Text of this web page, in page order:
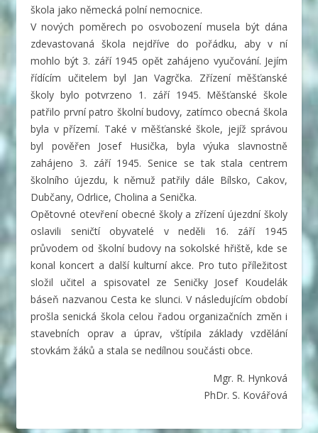
škola jako německá polní nemocnice.
V nových poměrech po osvobození musela být dána
zdevastovaná škola nejdříve do pořádku, aby v ní
mohlo být 3. září 1945 opět zahájeno vyučování. Jejím
řídícím učitelem byl Jan Vagrčka. Zřízení měšťanské
školy bylo potvrzeno 1. září 1945. Měšťanské škole
patřilo první patro školní budovy, zatímco obecná škola
byla v přízemí. Také v měšťanské škole, jejíž správou
byl pověřen Josef Husička, byla výuka slavnostně
zahájeno 3. září 1945. Senice se tak stala centrem
školního újezdu, k němuž patřily dále Bílsko, Cakov,
Dubčany, Odrlice, Cholina a Senička.
Opětovné otevření obecné školy a zřízení újezdní školy
oslavili seničtí obyvatelé v neděli 16. září 1945
průvodem od školní budovy na sokolské hřiště, kde se
konal koncert a další kulturní akce. Pro tuto příležitost
složil učitel a spisovatel ze Seničky Josef Koudelák
báseň nazvanou Cesta ke slunci. V následujícím období
prošla senická škola celou řadou organizačních změn i
stavebních oprav a úprav, vštípila základy vzdělání
stovkám žáků a stala se nedílnou součásti obce.
Mgr. R. Hynková
PhDr. S. Kovářová